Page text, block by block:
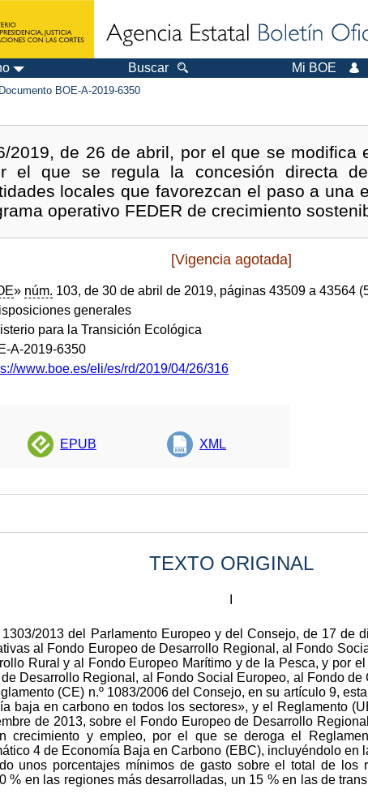
Buscar Mi BOE
Documento BOE-A-2019-6350
2019, de 26 de abril, por el que se modifica
el que se regula la concesión directa de
locales que favorezcan el paso a una
operativo FEDER de crecimiento
[Vigencia agotada]
» núm. 103, de 30 de abril de 2019, páginas 43509 a 43564
generales
para la Transición Ecológica
A-2019-6350
www.boe.es/eli/es/rd/2019/04/26/316
EPUB XML
TEXTO ORIGINAL
1303/2013 del Parlamento Europeo y del Consejo, de 17 de
al Fondo Europeo de Desarrollo Regional, al Fondo
Rural y al Fondo Europeo Marítimo y de la Pesca, y por
Desarrollo Regional, al Fondo Social Europeo, al Fondo
(CE) n.º 1083/2006 del Consejo, en su artículo 9,
baja en carbono en todos los sectores», y el Reglamento
de 2013, sobre el Fondo Europeo de Desarrollo
crecimiento y empleo, por el que se deroga el
4 de Economía Baja en Carbono (EBC), incluyéndolo en
unos porcentajes mínimos de gasto sobre el total de los
% en las regiones más desarrolladas, un 15 % en las de